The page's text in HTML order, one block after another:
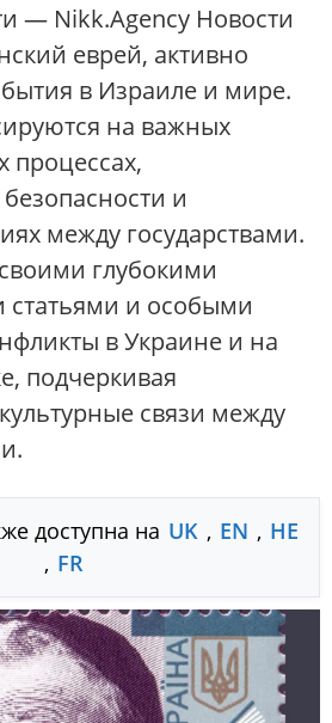
— Nikk.Agency Новости
еврей, активно
в Израиле и мире.
на важных
процессах,
и
между государствами.
глубокими
статьями и особыми
в Украине и на
подчеркивая
связи между
доступна на UK , EN , HE
, FR